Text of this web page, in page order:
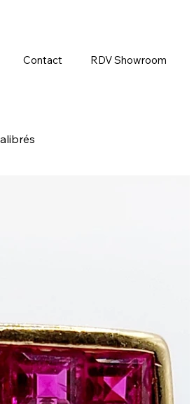
Contact RDV Showroom